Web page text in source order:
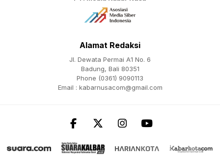
Alamat Redaksi
Jl. Dewata Permai A1 No. 6
Badung, Bali 80351
Phone (0361) 9090113
Email : kabarnusacom@gmail.com